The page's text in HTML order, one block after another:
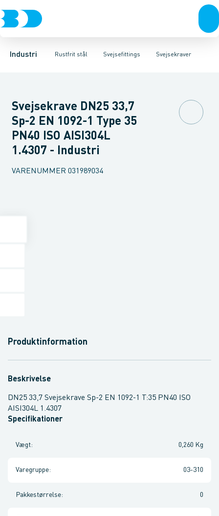
Industri Rustfrit stål
VentilerRustfrit stålSort stålGalvaniseret stålPlastIndustri
Svejsefittings
Svejsefittings ASTM svejsefittingsLevnedsmiddel fittings
Svejsekraver
Bøjninger Indsv. bøjninger Koncentriske reduktioner
Svejsekrave DN25 33,7
Sp-2 EN 1092-1 Type 35
PN40 ISO AISI304L
1.4307 - Industri
VARENUMMER 031989034
Produktinformation
Beskrivelse
DN25 33,7 Svejsekrave Sp-2 EN 1092-1 T:35 PN40 ISO
AISI304L 1.4307
Specifikationer
Vægt: 0,260 Kg
Varegruppe: 03-310
Pakkestørrelse: 0